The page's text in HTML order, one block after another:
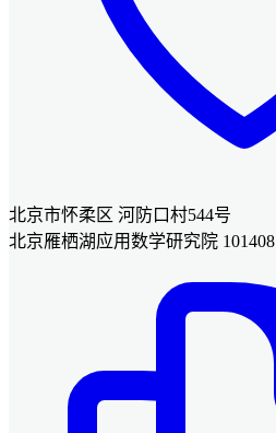
北京市怀柔区 河防口村544号
北京雁栖湖应用数学研究院 101408